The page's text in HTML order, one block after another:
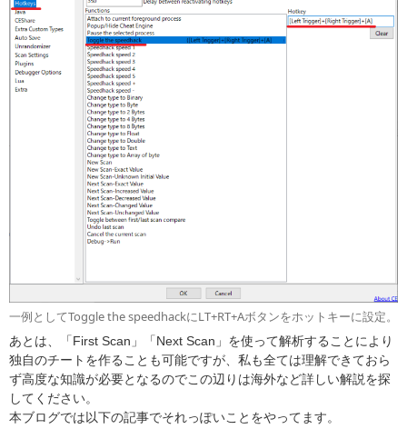
一例としてToggle the speedhackにLT+RT+Aボタンをホットキーに設定。
あとは、「First Scan」「Next Scan」を使って解析することにより
独自のチートを作ることも可能ですが、私も全ては理解できておら
ず高度な知識が必要となるのでこの辺りは海外など詳しい解説を探
してください。
本ブログでは以下の記事でそれっぽいことをやってます。